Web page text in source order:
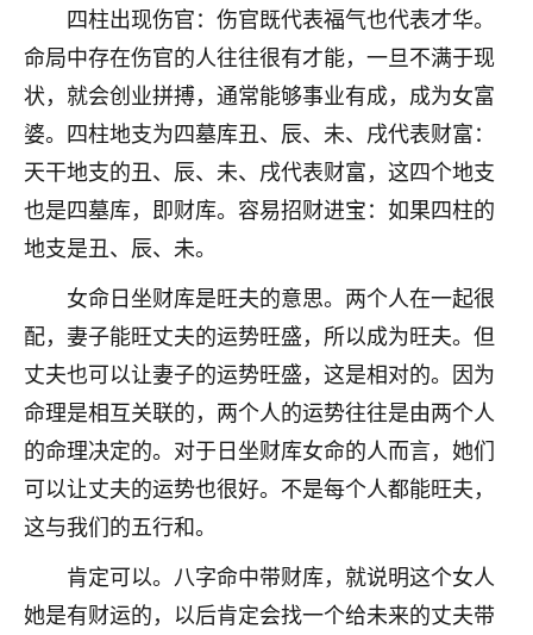
四柱出现伤官：伤官既代表福气也代表才华。
命局中存在伤官的人往往很有才能，一旦不满于现
状，就会创业拼搏，通常能够事业有成，成为女富
婆。四柱地支为四墓库丑、辰、未、戌代表财富：
天干地支的丑、辰、未、戌代表财富，这四个地支
也是四墓库，即财库。容易招财进宝：如果四柱的
地支是丑、辰、未。
女命日坐财库是旺夫的意思。两个人在一起很
配，妻子能旺丈夫的运势旺盛，所以成为旺夫。但
丈夫也可以让妻子的运势旺盛，这是相对的。因为
命理是相互关联的，两个人的运势往往是由两个人
的命理决定的。对于日坐财库女命的人而言，她们
可以让丈夫的运势也很好。不是每个人都能旺夫，
这与我们的五行和。
肯定可以。八字命中带财库，就说明这个女人
她是有财运的，以后肯定会找一个给未来的丈夫带
1天前 来自四川 9
金白水清
我也想找老师看看，有没有人给个联系方式的啊？
鹿森：慧来老师微信：gjsy0624
1天前 来自江西 12
我也想要，我也想要！
2天前 来自山西 15
Jessica李
老师做不做超度法事？我想给我奶奶做超度，她今年
刚去世了。
七零老顽童：我母亲前年离世，刚开始我经常
做梦梦见她，后来也是朋友介绍，找到慧来老
师，安排了超度法事，做梦再也没有梦到过
了，一开始是半信半疑的，图个心安，给亡母
超度，现在看来，人不信也不行。